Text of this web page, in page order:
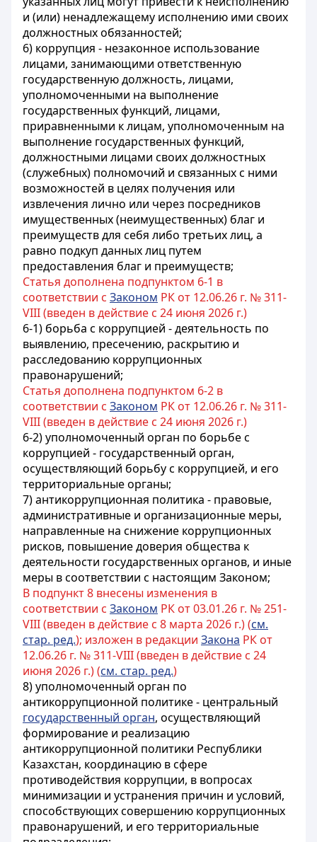
и (или) ненадлежащему исполнению ими своих
должностных обязанностей;
6) коррупция - незаконное использование
лицами, занимающими ответственную
государственную должность, лицами,
уполномоченными на выполнение
государственных функций, лицами,
приравненными к лицам, уполномоченным на
выполнение государственных функций,
должностными лицами своих должностных
(служебных) полномочий и связанных с ними
возможностей в целях получения или
извлечения лично или через посредников
имущественных (неимущественных) благ и
преимуществ для себя либо третьих лиц, а
равно подкуп данных лиц путем
предоставления благ и преимуществ;
Статья дополнена подпунктом 6-1 в
соответствии с Законом РК от 12.06.26 г. № 311-
VIII (введен в действие с 24 июня 2026 г.)
6-1) борьба с коррупцией - деятельность по
выявлению, пресечению, раскрытию и
расследованию коррупционных
правонарушений;
Статья дополнена подпунктом 6-2 в
соответствии с Законом РК от 12.06.26 г. № 311-
VIII (введен в действие с 24 июня 2026 г.)
6-2) уполномоченный орган по борьбе с
коррупцией - государственный орган,
осуществляющий борьбу с коррупцией, и его
территориальные органы;
7) антикоррупционная политика - правовые,
административные и организационные меры,
направленные на снижение коррупционных
рисков, повышение доверия общества к
деятельности государственных органов, и иные
меры в соответствии с настоящим Законом;
В подпункт 8 внесены изменения в
соответствии с Законом РК от 03.01.26 г. № 251-
VIII (введен в действие с 8 марта 2026 г.) (см.
стар. ред.); изложен в редакции Закона РК от
12.06.26 г. № 311-VIII (введен в действие с 24
июня 2026 г.) (см. стар. ред.)
8)уполномоченный орган по
антикоррупционной политике - центральный
государственный орган, осуществляющий
формирование и реализацию
антикоррупционной политики Республики
Казахстан, координацию в сфере
противодействия коррупции, в вопросах
минимизации и устранения причин и условий,
способствующих совершению коррупционных
правонарушений, и его территориальные